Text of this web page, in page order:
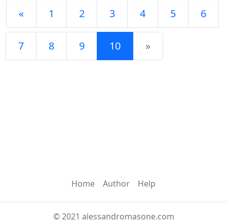
« 1 2 3 4 5 6
7 8 9 10 »
Home Author Help
© 2021 alessandromasone.com